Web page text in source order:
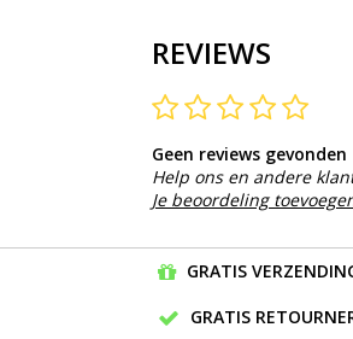
REVIEWS
Geen reviews gevonden
Help ons en andere
Je beoordeling
GRATIS
GRATIS